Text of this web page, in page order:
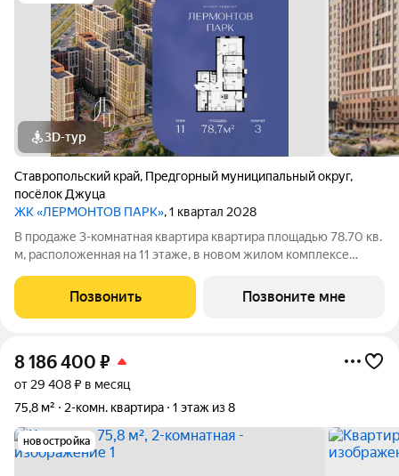
3D-тур
Ставропольский край, Предгорный муниципальный округ,
посёлок Джуца
ЖК «ЛЕРМОНТОВ ПАРК», 1 квартал 2028
В продаже 3-комнатная квартира квартира площадью 78.70 кв.
м, расположенная на 11 этаже, в новом жилом комплексе
Проект от застройщика PARADE Development находится в
Ставропольском крае, на
Позвонить Позвоните мне
8 186 400 ₽
от 29 408 ₽ в месяц
75,8 м²
2-комн. квартира 1 этаж из 8
новостройка